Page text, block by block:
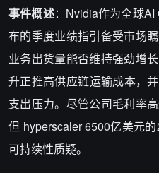
事件概述：Nvidia作为全球
布的季度业绩指引备受市场
业务出货量能否维持强劲增
升正推高供应链运输成本，
支出压力。尽管公司毛利率
但 hyperscaler 6500亿美元
可持续性质疑。